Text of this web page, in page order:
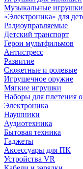
Музыкальные игрушки
«Электроника» для
Радиоуправляемые
Детский транспорт
Герои мультфильмов
Антистресс
Развитие
Сюжетные и ролевые
Игрушечное оружие
Мягкие игрушки
Наборы для плетения
Электроника
Наушники
Аудиотехника
Бытовая техника
Гаджеты
Аксессуары для ПК
Устройства VR